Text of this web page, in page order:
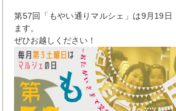
第57回「もやい通りマルシェ」は9月19日
ます。
ぜひお越しください！